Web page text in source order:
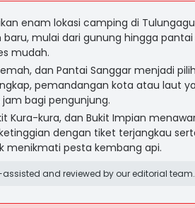
enam lokasi camping di
mulai dari gunung hingga
mudah.
dan Pantai Sanggar menjadi
pemandangan kota atau laut
bagi pengunjung.
Kura-kura, dan Bukit Impian
dengan tiket terjangkau
menikmati pesta kembang api.
and reviewed by our editorial team.